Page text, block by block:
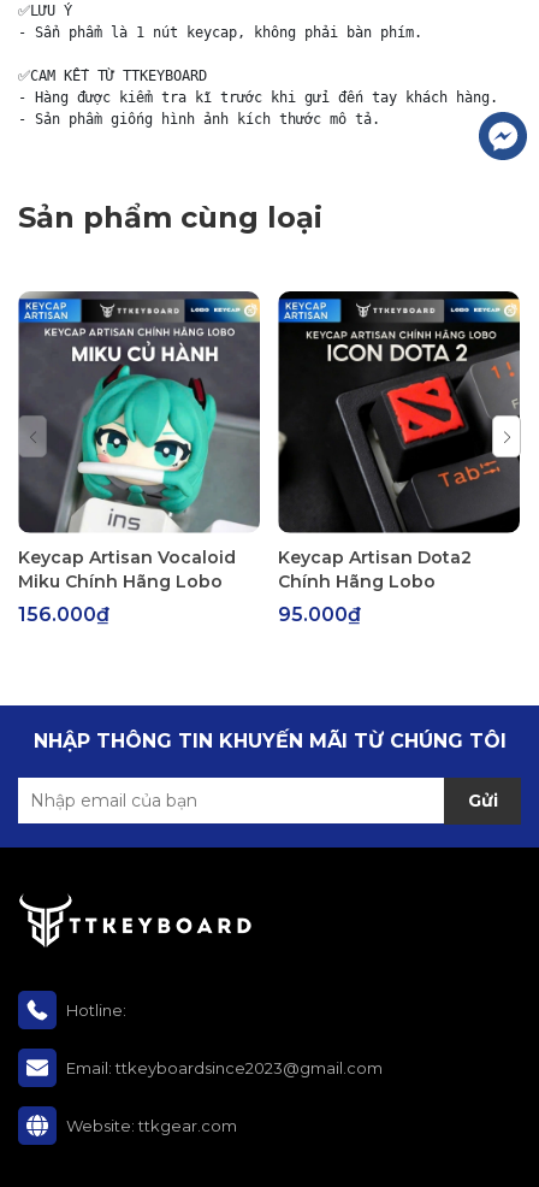
✅LƯU Ý
- Sẩn phẩm là 1 nút keycap, không phải bàn phím.
✅CAM KẾT TỪ TTKEYBOARD
- Hàng được kiểm tra kĩ trước khi gửi đến tay khách hàng.
- Sản phầm giống hình ảnh kích thước mô tả.
Sản phẩm cùng loại
Keycap Artisan Vocaloid
Miku Chính Hãng Lobo
156.000₫
Keycap Artisan Dota2
Chính Hãng Lobo
95.000₫
NHẬP THÔNG TIN KHUYẾN MÃI TỪ CHÚNG TÔI
Gửi
Hotline:
Email:ttkeyboardsince2023@gmail.com
Website:ttkgear.com